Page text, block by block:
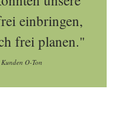
einbringen,
frei planen."
Kunden O-Ton